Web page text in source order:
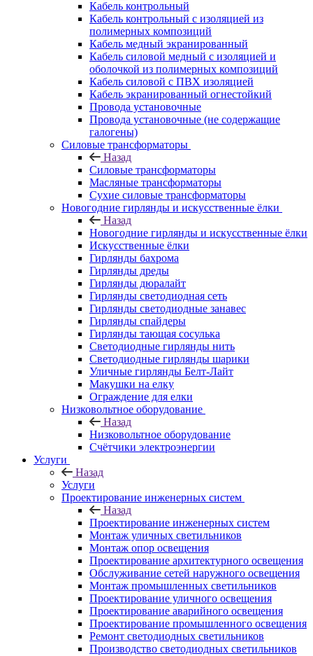
Кабель контрольный
Кабель контрольный с изоляцией из
полимерных композиций
Кабель медный экранированный
Кабель силовой медный с изоляцией и
оболочкой из полимерных композиций
Кабель силовой с ПВХ изоляцией
Кабель экранированный огнестойкий
Провода установочные
Провода установочные (не содержащие
галогены)
Силовые трансформаторы
Назад
Силовые трансформаторы
Масляные трансформаторы
Сухие силовые трансформаторы
Новогодние гирлянды и искусственные ёлки
Назад
Новогодние гирлянды и искусственные ёлки
Искусственные ёлки
Гирлянды бахрома
Гирлянды дреды
Гирлянды дюралайт
Гирлянды светодиодная сеть
Гирлянды светодиодные занавес
Гирлянды спайдеры
Гирлянды тающая сосулька
Светодиодные гирлянды нить
Светодиодные гирлянды шарики
Уличные гирлянды Белт-Лайт
Макушки на елку
Ограждение для елки
Низковольтное оборудование
Назад
Низковольтное оборудование
Счётчики электроэнергии
Услуги
Назад
Услуги
Проектирование инженерных систем
Назад
Проектирование инженерных систем
Монтаж уличных светильников
Монтаж опор освещения
Проектирование архитектурного освещения
Обслуживание сетей наружного освещения
Монтаж промышленных светильников
Проектирование уличного освещения
Проектирование аварийного освещения
Проектирование промышленного освещения
Ремонт светодиодных светильников
Производство светодиодных светильников